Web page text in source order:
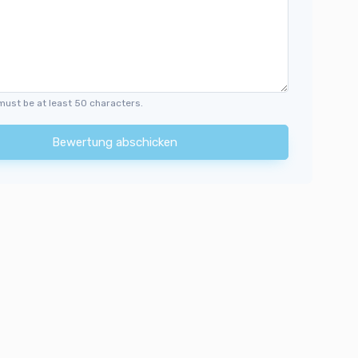
be at least 50 characters.
Bewertung abschicken